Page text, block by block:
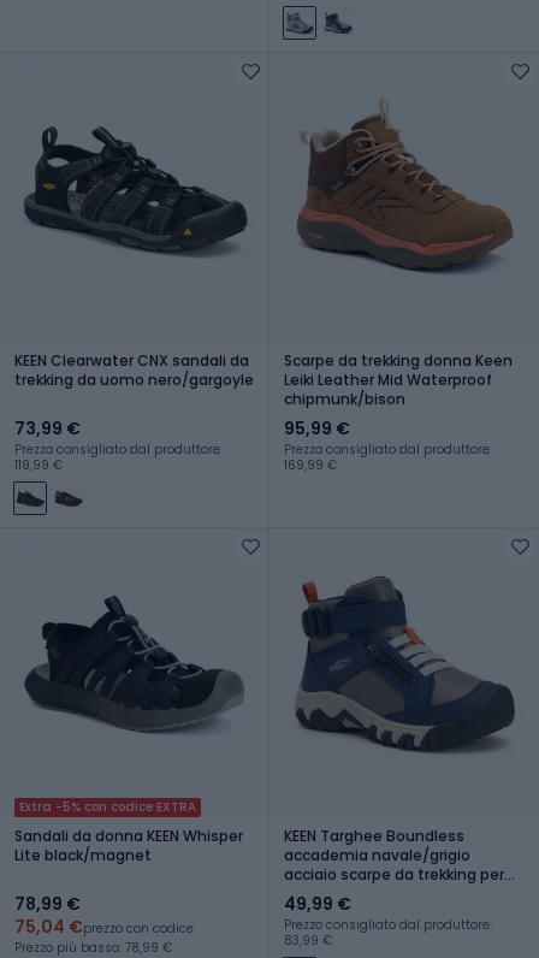
KEEN Clearwater CNX sandali da
trekking da uomo nero/gargoyle
73,99 €
Prezzo consigliato dal produttore:
119,99 €
Scarpe da trekking donna Keen
Leiki Leather Mid Waterproof
chipmunk/bison
95,99 €
Prezzo consigliato dal produttore:
169,99 €
Extra -5% con codice EXTRA
Sandali da donna KEEN Whisper
Lite black/magnet
78,99 €
75,04 €prezzo con codice
Prezzo più basso: 78,99 €
KEEN Targhee Boundless
accademia navale/grigio
acciaio scarpe da trekking per
bambini
49,99 €
Prezzo consigliato dal produttore:
83,99 €